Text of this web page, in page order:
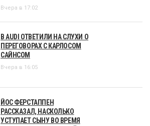
Вчера в 17:02
В AUDI ОТВЕТИЛИ НА СЛУХИ О
ПЕРЕГОВОРАХ С КАРЛОСОМ
САЙНСОМ
Вчера в 16:05
ЙОС ФЕРСТАППЕН
РАССКАЗАЛ, НАСКОЛЬКО
УСТУПАЕТ СЫНУ ВО ВРЕМЯ